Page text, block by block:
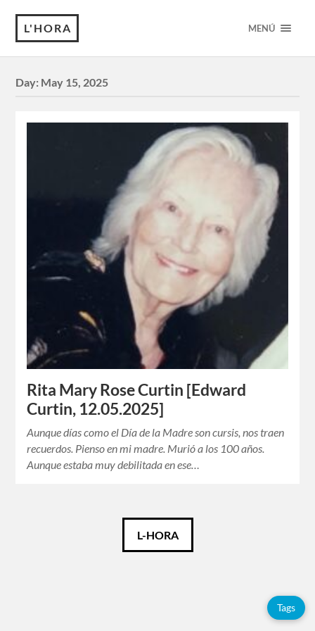
L'HORA MENÚ
Day: May 15, 2025
Rita Mary Rose Curtin [Edward
Curtin, 12.05.2025]
Aunque días como el Día de la Madre son cursis, nos traen
recuerdos. Pienso en mi madre. Murió a los 100 años.
Aunque estaba muy debilitada en ese…
L-HORA
Tags